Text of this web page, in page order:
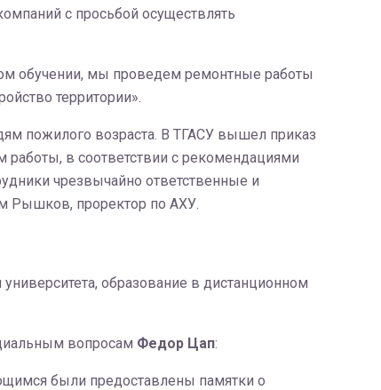
с просьбой осуществлять
обучении, мы проведем ремонтные работы
территории».
пожилого возраста. В ТГАСУ вышел приказ
работы, в соответствии с рекомендациями
чрезвычайно ответственные и
Рышков, проректор по АХУ.
образование в дистанционном
вопросам Федор Цап:
были предоставлены памятки о